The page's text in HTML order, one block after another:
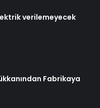
verilemeyecek
Fabrikaya